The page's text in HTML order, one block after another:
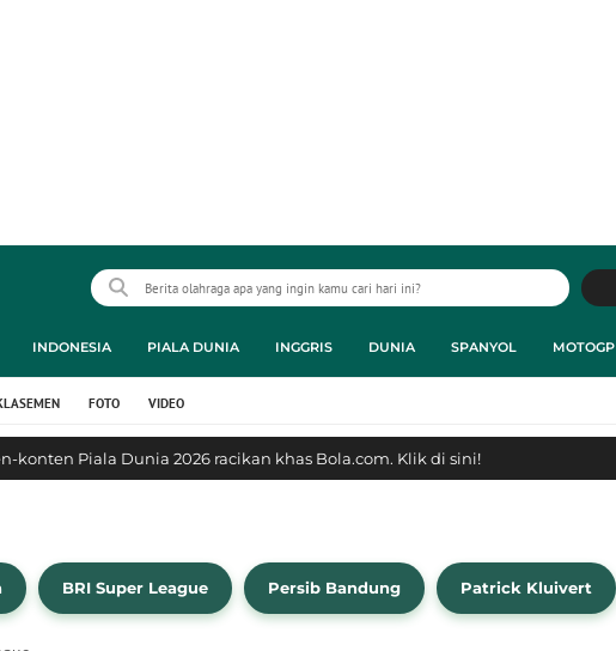
INDONESIA PIALA DUNIA INGGRIS DUNIA SPANYOL MOTOGP
FOTO VIDEO
konten Piala Dunia 2026 racikan khas Bola.com. Klik di sini!
BRI Super League Persib Bandung Patrick Kluivert